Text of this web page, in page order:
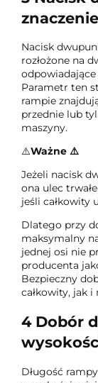
znaczenie
Nacisk
rozłożone na
Parametr ten
rampie
przednie lub
maszyny.
⚠️Ważne ⚠️
Jeżeli nacisk
ona ulec
jeśli całkowity
Dlatego przy
maksymalny
jednej osi nie
producenta
Bezpieczny
całkowity, jak
4 Dobór
Długość